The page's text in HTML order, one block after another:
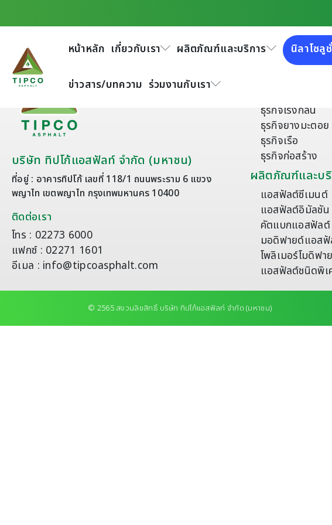
หน้าหลัก เกี่ยวกับเรา ผลิตภัณฑ์และบริการ นิลาโซลู
ข่าวสาร/บทความ ร่วมงานกับเรา
บริษัท ทิปโก้แอสฟัลท์ จำกัด (มหาชน)
ที่อยู่ : อาคารทิปโก้ เลขที่ 118/1 ถนนพระราม 6 แขวง
พญาไท เขตพญาไท กรุงเทพมหานคร 10400
ติดต่อเรา
โทร : 02273 6000
แฟกซ์ : 02271 1601
อีเมล : info@tipcoasphalt.com
เกี่ยวกับเรา
ธุรกิจโรงกลั่น
ธุรกิจยางมะตอย
ธุรกิจเรือ
ธุรกิจก่อสร้าง
ผลิตภัณฑ์และบริ
แอสฟัลต์ซีเมนต์
แอสฟัลต์อิมัลชัน
คัตแบกแอสฟัลต์
มอดิฟายด์แอส
โพลิเมอร์โมดิฟ
แอสฟัลต์ชนิดพิเ
© 2565 สงวนลิขสิทธิ์ บริษัท ทิปโก้แอสฟัลท์ จำกัด (มหาชน)